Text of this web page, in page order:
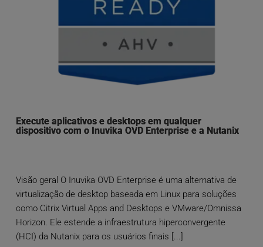
Execute aplicativos e desktops em qualquer
dispositivo com o Inuvika OVD Enterprise e a Nutanix
Visão geral O Inuvika OVD Enterprise é uma alternativa de
virtualização de desktop baseada em Linux para soluções
como Citrix Virtual Apps and Desktops e VMware/Omnissa
Horizon. Ele estende a infraestrutura hiperconvergente
(HCI) da Nutanix para os usuários finais [...]